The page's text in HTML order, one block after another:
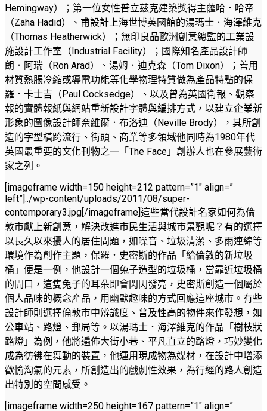
Hemingway）；第一位女性普立茲克建築獎得主薩哈．哈帝
（Zaha Hadid）、甫設計上海世博英國館的湯瑪士．海澤維克
（Thomas Heatherwick）；無印良品歐洲創意總監的工業設
施設計工作室（Industrial Facility）；國際知名產品設計師
朗．阿瑞（Ron Arad）、湯姆．迪克森（Tom Dixon）；善用
材質熱脹冷縮或導電功能等化學物理特質做為產品特點的保
羅．卡士吉（Paul Cocksedge）、以及曾為英國衛報、觀察
報的實體報紙與網站重新設計字體與編排方式，以建立企業新
形象的圖像設計師奈維爾．布洛迪（Neville Brody），其所創
造的字型橫跨流行、街頭、商業等多領域他同時為1980年代
英國最重要的文化刊物之一「The Face」創辦人也在參展藝術
家之列。
[imageframe width=150 height=212 pattern=”1″ align=”
left”]../wp-content/uploads/2011/08/super-
contemporary3.jpg[/imageframe]這些當代設計名家如何為倫
敦市獻上新創意，解決改進市民生活與城市景觀呢？有的選擇
以長久以來擾人的居住問題，如噪音、垃圾清潔、多雨連綿等
環境作為創作主題，保羅．史密斯的作品「給倫敦的新垃圾
桶」便是一例，他設計一個兔子造型的垃圾桶，當靠近垃圾桶
的開口，這隻兔子的耳朵即會閃閃發亮，史密斯創造一個屬於
個人品味的概念產品，用幽默趣味的方式回應這座城市。有些
設計師則選擇倫敦市中辨識度、普及性高的物件來作發想，如
公車站、路燈、郵局等。以湯瑪士．海澤維克的作品「樹枝狀
路燈」為例，他將遍佈大街小巷、平凡直立的路燈，巧妙變化
成為彷彿在舞動的裝置，他運用現成物為媒材，在設計中增添
歡愉淘氣的元素，所創造出的戲劇性效果，為行經的路人創造
出特別的空間感受。
[imageframe width=250 height=167 pattern=”1″ align=”